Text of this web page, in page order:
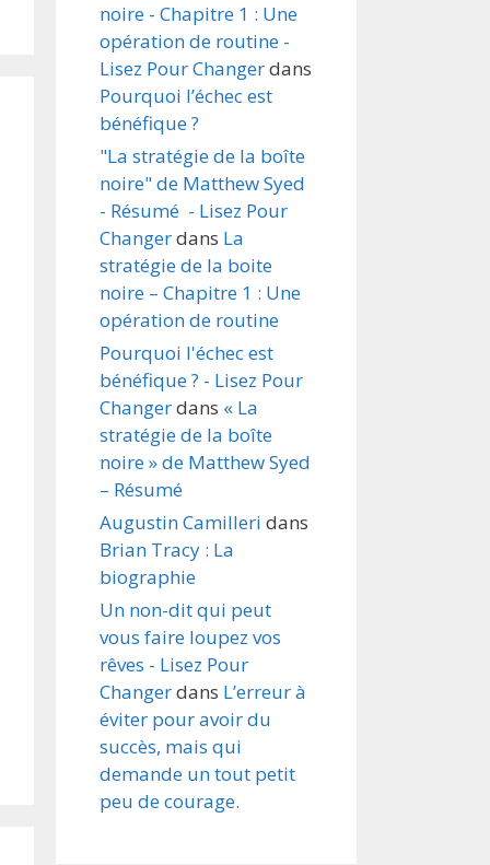
noire - Chapitre 1 : Une
opération de routine -
Lisez Pour Changerdans
Pourquoi l’échec est
bénéfique ?
"La stratégie de la boîte
noire" de Matthew Syed
- Résumé - Lisez Pour
Changerdans La
stratégie de la boite
noire – Chapitre 1 : Une
opération de routine
Pourquoi l'échec est
bénéfique ? - Lisez Pour
Changerdans « La
stratégie de la boîte
noire » de Matthew Syed
– Résumé
Augustin Camilleri dans
Brian Tracy : La
biographie
Un non-dit qui peut
vous faire loupez vos
rêves - Lisez Pour
Changerdans L’erreur à
éviter pour avoir du
succès, mais qui
demande un tout petit
peu de courage.